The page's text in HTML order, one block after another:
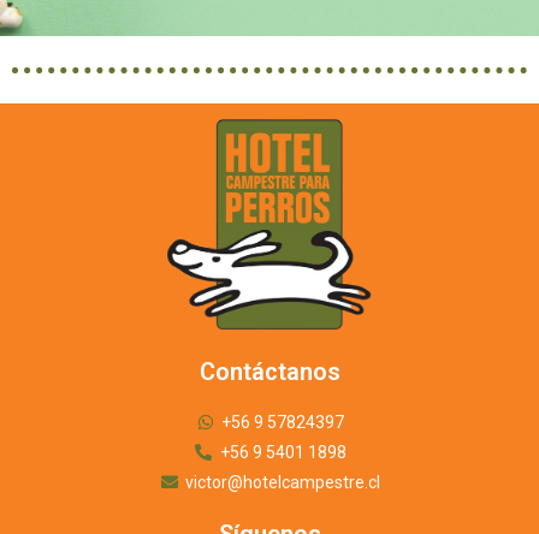
Contáctanos
+56 9 57824397
+56 9 5401 1898
victor@hotelcampestre.cl